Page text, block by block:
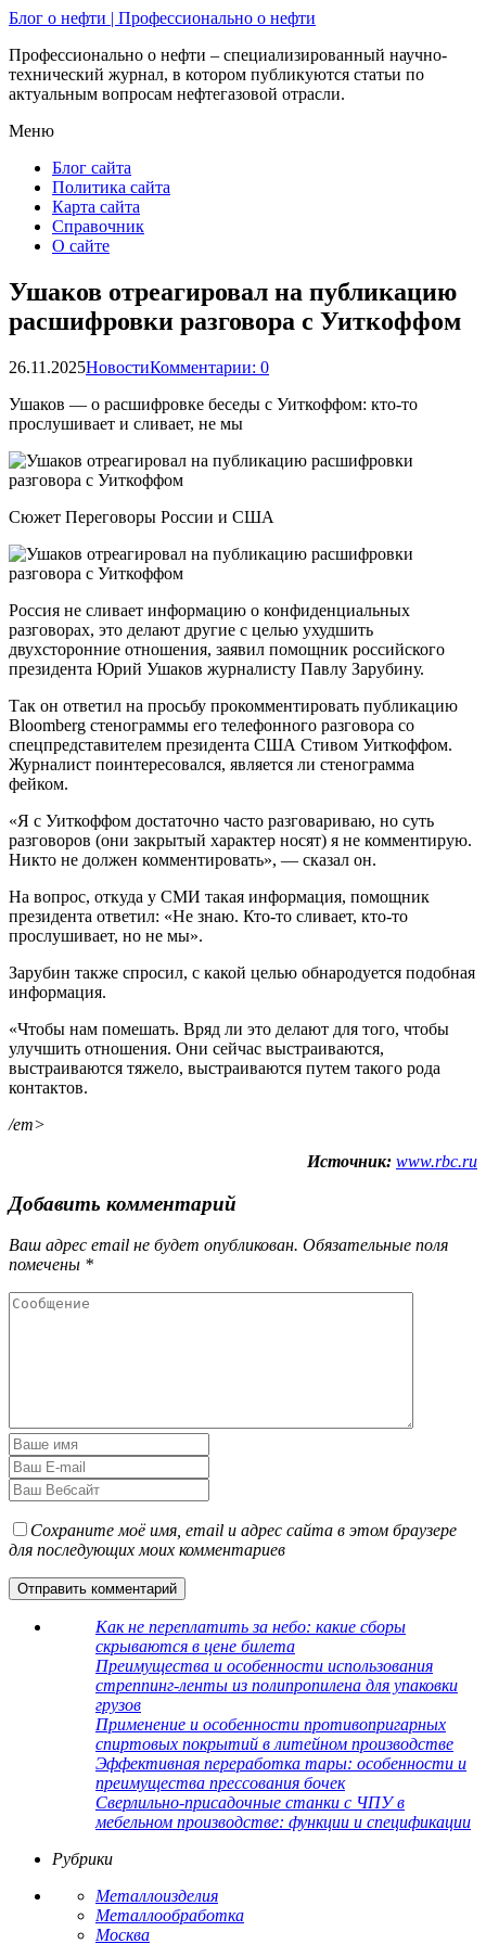
Блог о нефти | Профессионально о нефти
Профессионально о нефти – специализированный научно-
технический журнал, в котором публикуются статьи по
актуальным вопросам нефтегазовой отрасли.
Меню
Блог сайта
Политика сайта
Карта сайта
Справочник
О сайте
Ушаков отреагировал на публикацию
расшифровки разговора с Уиткоффом
26.11.2025НовостиКомментарии: 0
Ушаков — о расшифровке беседы с Уиткоффом: кто-то
прослушивает и сливает, не мы
Сюжет Переговоры России и США
Россия не сливает информацию о конфиденциальных
разговорах, это делают другие с целью ухудшить
двухсторонние отношения, заявил помощник российского
президента Юрий Ушаков журналисту Павлу Зарубину.
Так он ответил на просьбу прокомментировать публикацию
Bloomberg стенограммы его телефонного разговора со
спецпредставителем президента США Стивом Уиткоффом.
Журналист поинтересовался, является ли стенограмма
фейком.
«Я с Уиткоффом достаточно часто разговариваю, но суть
разговоров (они закрытый характер носят) я не комментирую.
Никто не должен комментировать», — сказал он.
На вопрос, откуда у СМИ такая информация, помощник
президента ответил: «Не знаю. Кто-то сливает, кто-то
прослушивает, но не мы».
Зарубин также спросил, с какой целью обнародуется подобная
информация.
«Чтобы нам помешать. Вряд ли это делают для того, чтобы
улучшить отношения. Они сейчас выстраиваются,
выстраиваются тяжело, выстраиваются путем такого рода
контактов.
/em>
Источник: www.rbc.ru
Добавить комментарий
Ваш адрес email не будет опубликован. Обязательные поля
помечены *
Сохраните моё имя, email и адрес сайта в этом браузере
для последующих моих комментариев
Как не переплатить за небо: какие сборы
скрываются в цене билета
Преимущества и особенности использования
стреппинг-ленты из полипропилена для упаковки
грузов
Применение и особенности противопригарных
спиртовых покрытий в литейном производстве
Эффективная переработка тары: особенности и
преимущества прессования бочек
Сверлильно-присадочные станки с ЧПУ в
мебельном производстве: функции и спецификации
Рубрики
Металлоизделия
Металлообработка
Москва